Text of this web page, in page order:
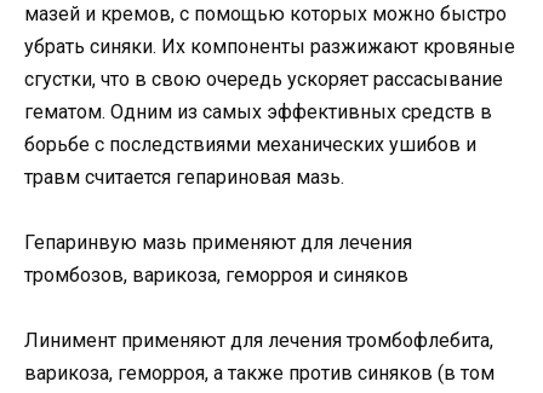
мазей и кремов, с помощью которых можно быстро
убрать синяки. Их компоненты разжижают кровяные
сгустки, что в свою очередь ускоряет рассасывание
гематом. Одним из самых эффективных средств в
борьбе с последствиями механических ушибов и
травм считается гепариновая мазь.
Гепаринвую мазь применяют для лечения
тромбозов, варикоза, геморроя и синяков
Линимент применяют для лечения тромбофлебита,
варикоза, геморроя, а также против синяков (в том